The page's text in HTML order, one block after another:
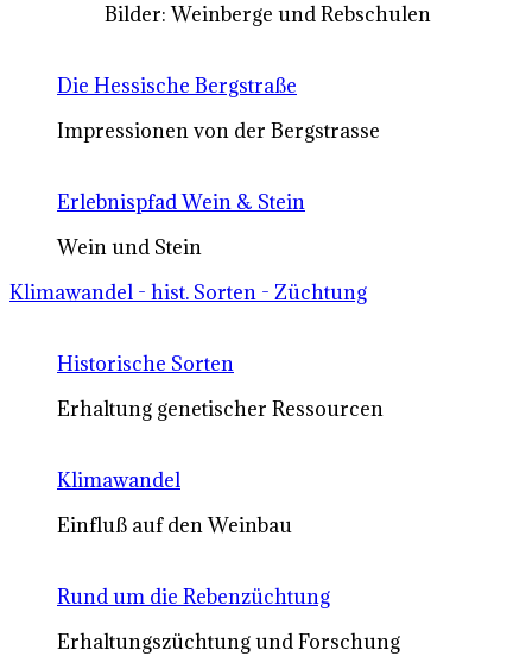
Bilder: Weinberge und Rebschulen
Die Hessische Bergstraße
Impressionen von der Bergstrasse
Erlebnispfad Wein & Stein
Wein und Stein
Klimawandel - hist. Sorten - Züchtung
Historische Sorten
Erhaltung genetischer Ressourcen
Klimawandel
Einfluß auf den Weinbau
Rund um die Rebenzüchtung
Erhaltungszüchtung und Forschung